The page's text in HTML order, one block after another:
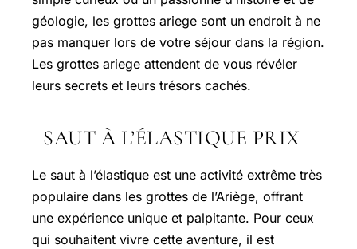
géologie, les grottes ariege sont un endroit à ne
pas manquer lors de votre séjour dans la région.
Les grottes ariege attendent de vous révéler
leurs secrets et leurs trésors cachés.
SAUT À L’ÉLASTIQUE PRIX
Le saut à l’élastique est une activité extrême très
populaire dans les grottes de l’Ariège, offrant
une expérience unique et palpitante. Pour ceux
qui souhaitent vivre cette aventure, il est